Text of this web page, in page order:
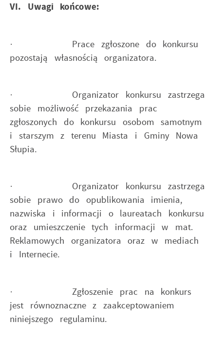
VI. Uwagi końcowe:
· Prace zgłoszone do konkursu
pozostają własnością organizatora.
· Organizator konkursu zastrzega
sobie możliwość przekazania prac
zgłoszonych do konkursu osobom samotnym
i starszym z terenu Miasta i Gminy Nowa
Słupia.
· Organizator konkursu zastrzega
sobie prawo do opublikowania imienia,
nazwiska i informacji o laureatach konkursu
oraz umieszczenie tych informacji w mat.
Reklamowych organizatora oraz w mediach
i Internecie.
· Zgłoszenie prac na konkurs
jest równoznaczne z zaakceptowaniem
niniejszego regulaminu.